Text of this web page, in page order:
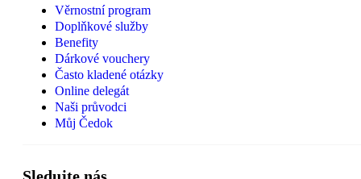
Věrnostní program
Doplňkové služby
Benefity
Dárkové vouchery
Často kladené otázky
Online delegát
Naši průvodci
Můj Čedok